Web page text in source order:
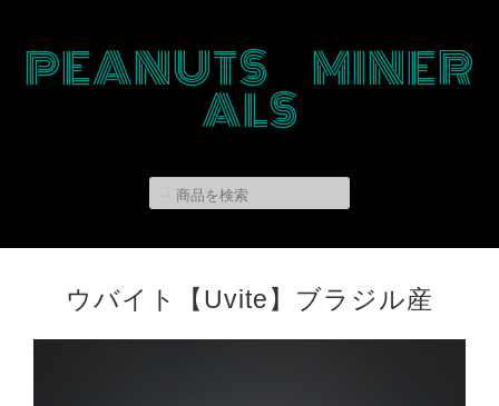
PEANUTS MINER
ALS
ウバイト【Uvite】ブラジル産